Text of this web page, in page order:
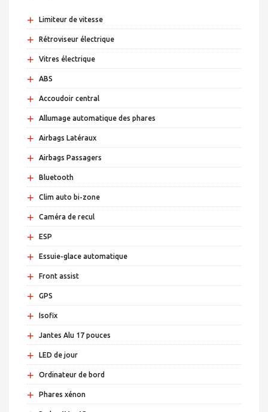
+ Limiteur de vitesse
+ Rétroviseur électrique
+ Vitres électrique
+ ABS
+ Accoudoir central
+ Allumage automatique des phares
+ Airbags Latéraux
+ Airbags Passagers
+ Bluetooth
+ Clim auto bi-zone
+ Caméra de recul
+ ESP
+ Essuie-glace automatique
+ Front assist
+ GPS
+ Isofix
+ Jantes Alu 17 pouces
+ LED de jour
+ Ordinateur de bord
+ Phares xénon